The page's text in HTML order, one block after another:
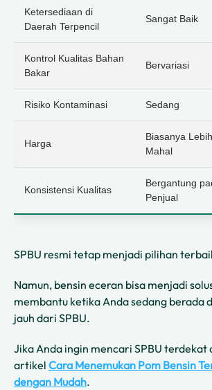
Ketersediaan di
Daerah Terpencil
Sangat Baik
Kontrol Kualitas Bahan
Bakar
Bervariasi
Risiko Kontaminasi Sedang
Harga
Biasanya Lebih
Mahal
Konsistensi Kualitas
Bergantung
Penjual
SPBU resmi tetap menjadi pilihan
Namun, bensin eceran bisa menjadi
membantu ketika Anda sedang berada
jauh dari SPBU.
Jika Anda ingin mencari SPBU terdekat
artikel Cara Menemukan Pom Bensin
dengan Mudah.